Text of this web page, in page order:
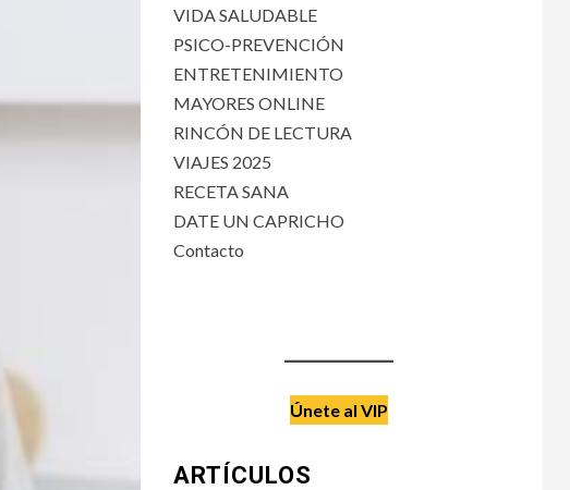
VIDA SALUDABLE
PSICO-PREVENCIÓN
ENTRETENIMIENTO
MAYORES ONLINE
RINCÓN DE LECTURA
VIAJES 2025
RECETA SANA
DATE UN CAPRICHO
Contacto
Únete al VIP
ARTÍCULOS